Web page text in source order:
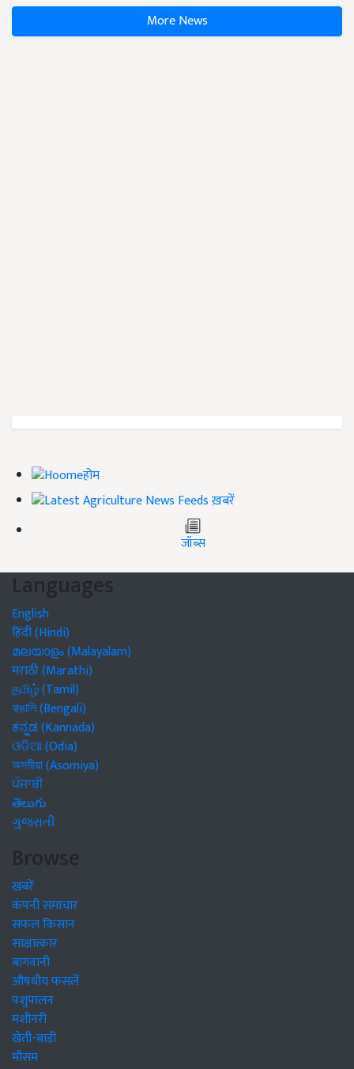
More News
होम
ख़बरें
जॉब्स
Languages
English
हिंदी (Hindi)
മലയാളം (Malayalam)
मराठी (Marathi)
தமிழ் (Tamil)
বাঙালি (Bengali)
ಕನ್ನಡ (Kannada)
ଓଡିଆ (Odia)
অসমীয়া (Asomiya)
ਪੰਜਾਬੀ
తెలుగు
ગુજરાતી
Browse
खबरें
कंपनी समाचार
सफल किसान
साक्षात्कार
बागवानी
औषधीय फसलें
पशुपालन
मशीनरी
खेती-बाड़ी
मौसम